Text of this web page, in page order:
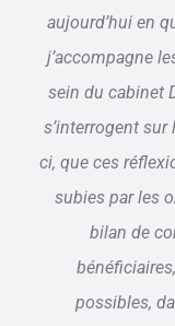
aujourd’hui en
j’accompagne
sein du cabinet
s’interrogent
ci, que ces
subies par les
bilan de
possibles,